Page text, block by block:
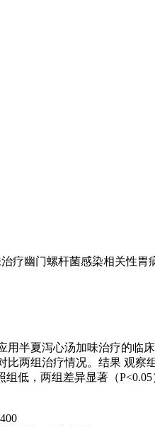
疗幽门螺杆菌感染相关性胃
半夏泻心汤加味治疗的临
两组治疗情况。结果 观
低，两组差异显著（